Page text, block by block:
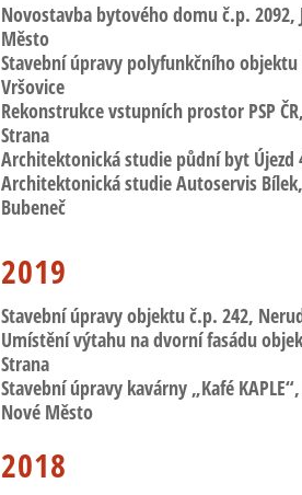
Novostavba bytového domu č.p. 2092,
Město
Stavební úpravy polyfunkčního objektu
Vršovice
Rekonstrukce vstupních prostor PSP ČR
Strana
Architektonická studie půdní byt Újezd
Architektonická studie Autoservis Bílek
Bubeneč
2019
Stavební úpravy objektu č.p. 242,
Umístění výtahu na dvorní fasádu
Strana
Stavební úpravy kavárny „Kafé KAPLE“
Nové Město
2018